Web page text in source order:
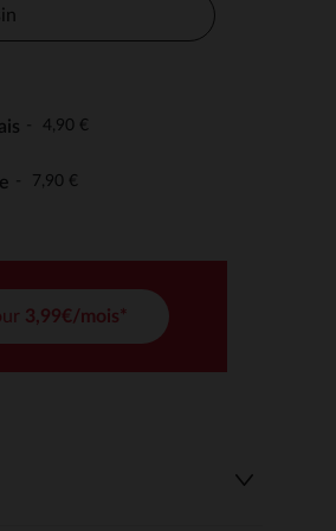
garantissant la conformité avec
4,90 €
7,90 €
3,99€/mois*